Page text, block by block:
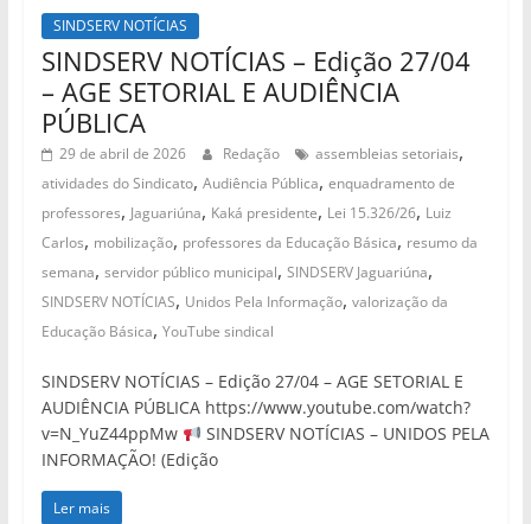
SINDSERV NOTÍCIAS
SINDSERV NOTÍCIAS – Edição 27/04
– AGE SETORIAL E AUDIÊNCIA
PÚBLICA
29 de abril de 2026 Redação assembleias setoriais,
atividades do Sindicato, Audiência Pública, enquadramento de
professores, Jaguariúna, Kaká presidente, Lei 15.326/26, Luiz
Carlos, mobilização, professores da Educação Básica, resumo da
semana, servidor público municipal, SINDSERV Jaguariúna,
SINDSERV NOTÍCIAS, Unidos Pela Informação, valorização da
Educação Básica, YouTube sindical
SINDSERV NOTÍCIAS – Edição 27/04 – AGE SETORIAL E
AUDIÊNCIA PÚBLICA https://www.youtube.com/watch?
v=N_YuZ44ppMw
SINDSERV NOTÍCIAS – UNIDOS PELA
INFORMAÇÃO! (Edição
Ler mais